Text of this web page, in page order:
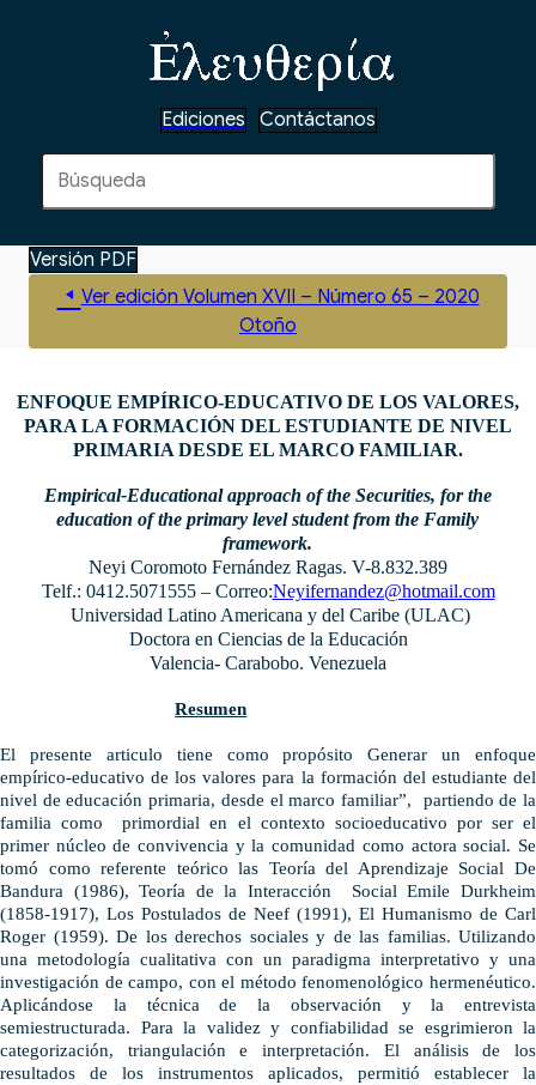
Ediciones Contáctanos
Versión PDF
Ver edición Volumen XVII – Número 65 – 2020
Otoño
ENFOQUE EMPÍRICO-EDUCATIVO DE LOS VALORES,
PARA LA FORMACIÓN DEL ESTUDIANTE DE NIVEL
PRIMARIA DESDE EL MARCO FAMILIAR.
Empirical-Educational approach of the Securities, for the
education of the primary level student from the Family
framework.
Neyi Coromoto Fernández Ragas. V-8.832.389
Telf.: 0412.5071555 – Correo:Neyifernandez@hotmail.com
Universidad Latino Americana y del Caribe (ULAC)
Doctora en Ciencias de la Educación
Valencia- Carabobo. Venezuela
Resumen
El presente articulo tiene como propósitoGenerar un enfoque
empírico-educativo de los valores para la formación del estudiante del
nivel de educación primaria, desde el marco familiar”, partiendo de la
familia como primordial en el contexto socioeducativo por ser el
primer núcleo de convivencia y la comunidad como actora social. Se
tomó como referente teórico las Teoría del Aprendizaje Social De
Bandura (1986), Teoría de la Interacción Social Emile Durkheim
(1858-1917), Los Postulados de Neef (1991), El Humanismo de Carl
Roger (1959). De los derechos sociales y de las familias. Utilizando
una metodología cualitativa con un paradigma interpretativo y una
investigación de campo, con el método fenomenológico hermenéutico.
Aplicándose la técnica de la observación y la entrevista
semiestructurada. Para la validez y confiabilidad se esgrimieron la
categorización, triangulación e interpretación. El análisis de los
resultados de los instrumentos aplicados, permitió establecer la